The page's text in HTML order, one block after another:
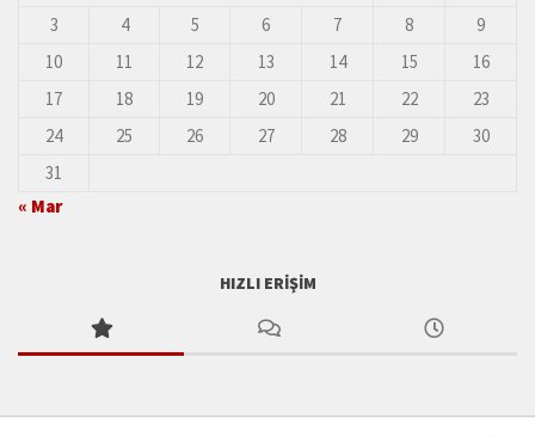
3
4 5 6 7 8
9
10
11 12 13 14 15
16
17
18 19 20 21 22
23
24
25 26 27 28 29
30
31
« Mar
HIZLI ERIŞIM